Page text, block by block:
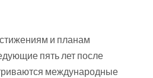
и планам
пять лет после
международные